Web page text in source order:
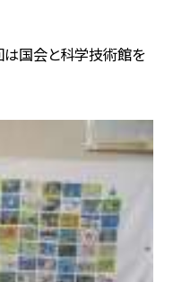
は国会と科学技術館を